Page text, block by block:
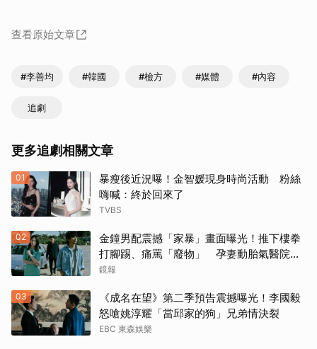
查看原始文章
#李善均 #韓國 #檢方 #媒體 #內容
追劇
更多追劇相關文章
01
暴瘦後近況曝！金智媛現身時尚活動 粉絲
嗨喊：終於回來了
TVBS
02
金鐘男配震撼「家暴」畫面曝光！推下樓拳
打腳踢、痛罵「廢物」 孕妻動胎氣醫院爆
激烈衝突
鏡報
03
《成名在望》第二季預告震撼曝光！李國毅
怒嗆姚淳耀「當邱家的狗」兄弟情決裂
EBC 東森娛樂